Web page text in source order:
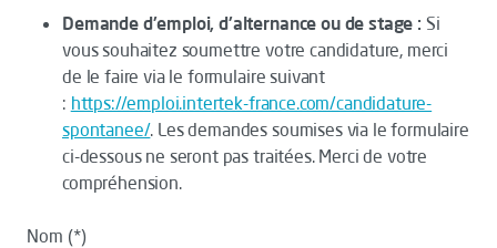
Demande d'emploi, d'alternance ou de stage : Si
vous souhaitez soumettre votre candidature, merci
de le faire via le formulaire suivant
: https://emploi.intertek-france.com/candidature-
spontanee/. Les demandes soumises via le formulaire
ci-dessous ne seront pas traitées. Merci de votre
compréhension.
Nom